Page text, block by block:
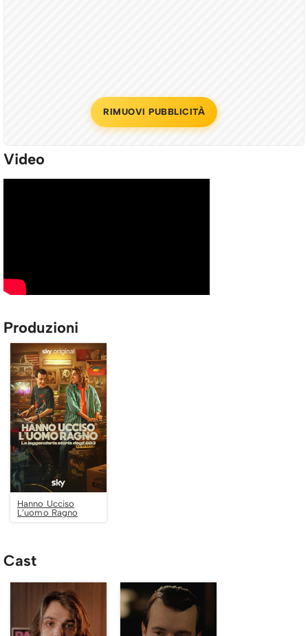
RIMUOVI PUBBLICITÀ
Video
Produzioni
Hanno Ucciso
L’uomo Ragno
Cast